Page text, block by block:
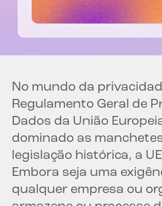
No mundo da
Regulamento Geral de
Dados da União
dominado as
legislação histórica, a
Embora seja uma
qualquer empresa ou